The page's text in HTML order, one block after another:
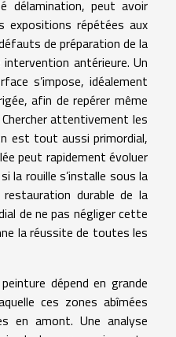
délamination, peut avoir
expositions répétées aux
de préparation de la
antérieure. Un
s’impose, idéalement
afin de repérer même
attentivement les
est tout aussi primordial,
peut rapidement évoluer
la rouille s’installe sous la
durable de la
de ne pas négliger cette
la réussite de toutes les
dépend en grande
ces zones abîmées
en amont. Une analyse